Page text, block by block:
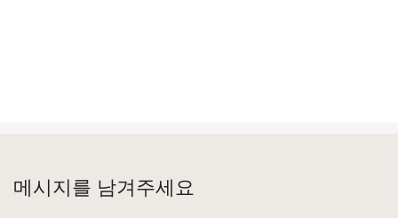
메시지를 남겨주세요